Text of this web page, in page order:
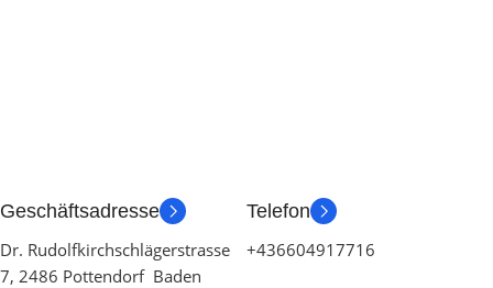
Geschäftsadresse
Dr. Rudolfkirchschlägerstrasse
7, 2486 Pottendorf Baden
Telefon
+436604917716